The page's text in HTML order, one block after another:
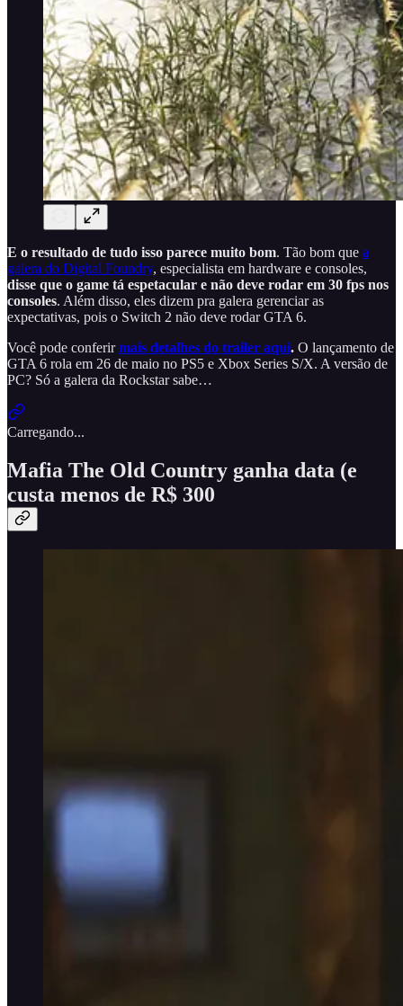
E o resultado de tudo isso parece muito bom. Tão bom que a
galera do Digital Foundry, especialista em hardware e consoles,
disse que o game tá espetacular e não deve rodar em 30 fps nos
consoles. Além disso, eles dizem pra galera gerenciar as
expectativas, pois o Switch 2 não deve rodar GTA 6.
Você pode conferirmais detalhes do trailer aqui. O lançamento de
GTA 6 rola em 26 de maio no PS5 e Xbox Series S/X. A versão de
PC? Só a galera da Rockstar sabe…
Carregando...
Mafia The Old Country ganha data (e
custa menos de R$ 300